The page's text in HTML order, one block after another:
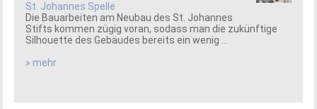
St. Johannes Spelle
Die Bauarbeiten am Neubau des St. Johannes
Stifts kommen zügig voran, sodass man die zukünftige
Silhouette des Gebäudes bereits ein wenig ...
» mehr